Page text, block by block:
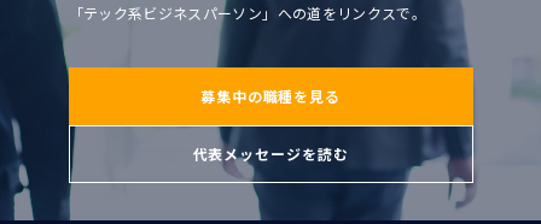
「テック系ビジネスパーソン」への道をリンクスで。
募集中の職種を見る
代表メッセージを読む